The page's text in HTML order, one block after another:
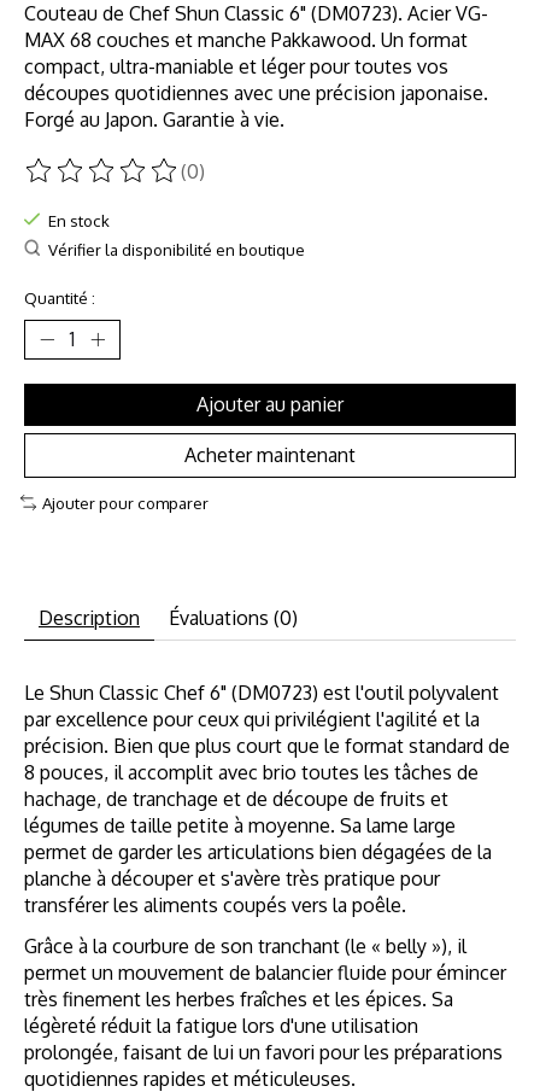
Couteau de Chef Shun Classic 6" (DM0723). Acier VG-
MAX 68 couches et manche Pakkawood. Un format
compact, ultra-maniable et léger pour toutes vos
découpes quotidiennes avec une précision japonaise.
Forgé au Japon. Garantie à vie.
Ce produit est évalué à
(0)
En stock
Vérifier la disponibilité en boutique
Quantité :
Ajouter au panier
Acheter maintenant
Ajouter pour comparer
Description Évaluations (0)
Le Shun Classic Chef 6" (DM0723) est l'outil polyvalent
par excellence pour ceux qui privilégient l'agilité et la
précision. Bien que plus court que le format standard de
8 pouces, il accomplit avec brio toutes les tâches de
hachage, de tranchage et de découpe de fruits et
légumes de taille petite à moyenne. Sa lame large
permet de garder les articulations bien dégagées de la
planche à découper et s'avère très pratique pour
transférer les aliments coupés vers la poêle.
Grâce à la courbure de son tranchant (le « belly »), il
permet un mouvement de balancier fluide pour émincer
très finement les herbes fraîches et les épices. Sa
légèreté réduit la fatigue lors d'une utilisation
prolongée, faisant de lui un favori pour les préparations
quotidiennes rapides et méticuleuses.